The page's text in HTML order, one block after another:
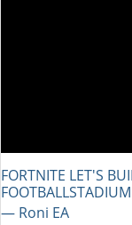
FORTNITE LET'S
― Roni EA